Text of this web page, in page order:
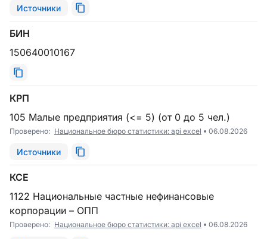
Источники
БИН
150640010167
КРП
105 Малые предприятия (<= 5) (от 0 до 5 чел.)
Проверено: Национальное бюро статистики: api excel 06.08.2026
Источники
КСЕ
1122 Национальные частные нефинансовые
корпорации – ОПП
Проверено: Национальное бюро статистики: api excel 06.08.2026